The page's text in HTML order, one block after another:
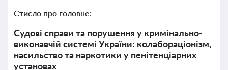
Стисло про головне:
Судові справи та порушення у кримінально-
виконавчій системі України: колабораціонізм,
насильство та наркотики у пенітенціарних
установах